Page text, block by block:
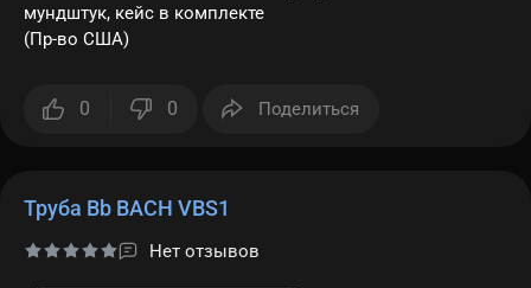
мундштук, кейс в комплекте
(Пр-во США)
0 0 Поделиться
Труба Bb BACH VBS1
Нет отзывов